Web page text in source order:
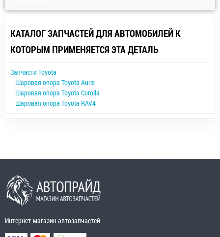
КАТАЛОГ ЗАПЧАСТЕЙ ДЛЯ АВТОМОБИЛЕЙ К
КОТОРЫМ ПРИМЕНЯЕТСЯ ЭТА ДЕТАЛЬ
Запчасти Toyota
Шаровая опора Toyota Auris
Шаровая опора Toyota Corolla
Шаровая опора Toyota RAV4
Интернет-магазин автозапчастей